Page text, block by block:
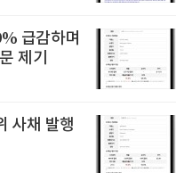
급감하며
제기
사채 발행